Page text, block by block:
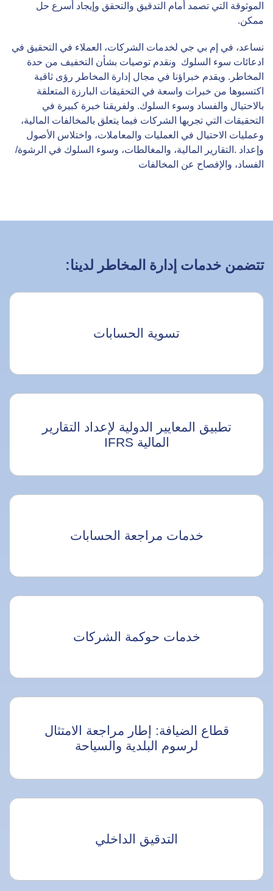
الموثوقة التي تصمد أمام التدقيق والتحقق وإيجاد أسرع حل
ممكن.
نساعد، في إم بي جي لخدمات الشركات، العملاء في التحقيق في
ادعائات سوء السلوك ونقدم توصيات بشأن التخفيف من حدة
المخاطر. ويقدم خبراؤنا في مجال إدارة المخاطر رؤى ثاقبة
اكتسبوها من خبرات واسعة في التحقيقات البارزة المتعلقة
بالاحتيال والفساد وسوء السلوك. ولفريقنا خبرة كبيرة في
التحقيقات التي تجريها الشركات فيما يتعلق بالمخالفات المالية،
وعمليات الاحتيال في العمليات والمعاملات، واختلاس الأصول
وإعداد .التقارير المالية، والمغالطات، وسوء السلوك في الرشوة/
الفساد، والإفصاح عن المخالفات
تتضمن خدمات إدارة المخاطر لدينا:
تسوية الحسابات
تطبيق المعايير الدولية لإعداد التقارير
المالية IFRS
خدمات مراجعة الحسابات
خدمات حوكمة الشركات
قطاع الضيافة: إطار مراجعة الامتثال
لرسوم البلدية والسياحة
التدقيق الداخلي